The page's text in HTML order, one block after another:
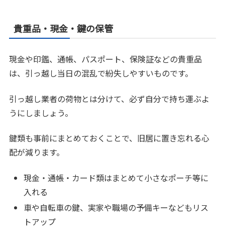
貴重品・現金・鍵の保管
現金や印鑑、通帳、パスポート、保険証などの貴重品
は、引っ越し当日の混乱で紛失しやすいものです。
引っ越し業者の荷物とは分けて、必ず自分で持ち運ぶよ
うにしましょう。
鍵類も事前にまとめておくことで、旧居に置き忘れる心
配が減ります。
現金・通帳・カード類はまとめて小さなポーチ等に
入れる
車や自転車の鍵、実家や職場の予備キーなどもリス
トアップ